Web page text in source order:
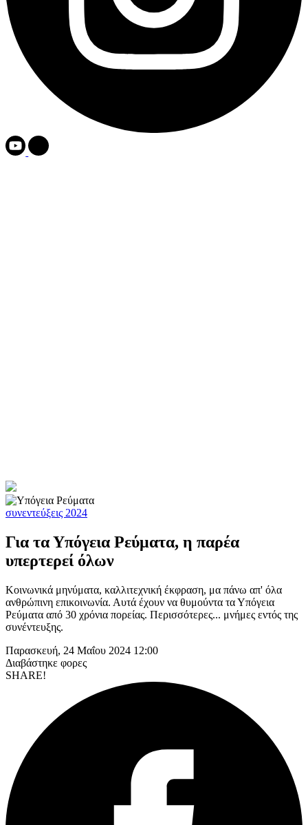
συνεντεύξεις 2024
Για τα Υπόγεια Ρεύματα, η παρέα
υπερτερεί όλων
Κοινωνικά μηνύματα, καλλιτεχνική έκφραση, μα πάνω απ' όλα
ανθρώπινη επικοινωνία. Αυτά έχουν να θυμούντα τα Υπόγεια
Ρεύματα από 30 χρόνια πορείας. Περισσότερες... μνήμες εντός της
συνέντευξης.
Παρασκευή, 24 Μαΐου 2024 12:00
Διαβάστηκε φορες
SHARE!